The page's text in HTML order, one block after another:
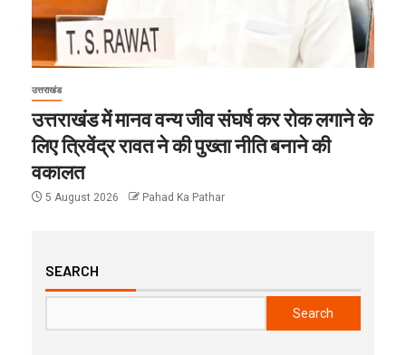
उत्तराखंड
उत्तराखंड में मानव वन्य जीव संघर्ष कर रोक लगाने के
लिए त्रिवेंद्र रावत ने की पुख्ता नीति बनाने की
वकालत
5 August 2026 Pahad Ka Pathar
SEARCH
Search